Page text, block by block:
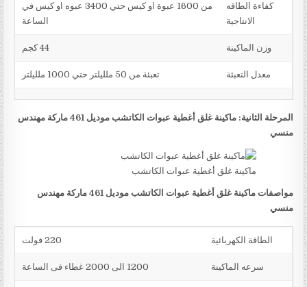
كفاءة الطاقه
الانتاجية
من 1600 عبوة او كيس حتي 3400 عبوه او كيس في
الساعة
وزن الماكينة 44 كجم
معدل التعبئة تعبئة من 50 ملليلتر حتي 1000 ملليلتر
المرحلة الثانية: ماكينة غلق أغطية عبوات الكاتشب موديل 461 ماركة مهندس
منسي
ماكينة غلق أغطية عبوات الكاتشب
مواصفات ماكينة غلق أغطية عبوات الكاتشب موديل 461 ماركة مهندس
منسي
الطاقة الكهربائية 220 فولت
سرعه الماكينة 1200 الى 2000 غطاء فى الساعة